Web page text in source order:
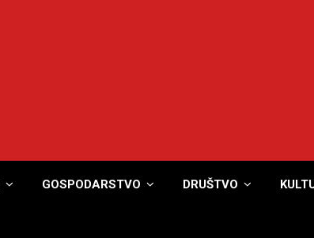
GOSPODARSTVO DRUŠTVO